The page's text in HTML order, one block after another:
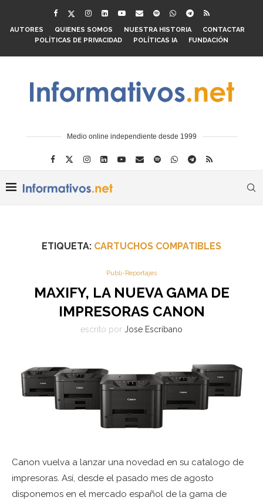
AUTORES QUIENES SOMOS NUESTRA HISTORIA
CONTACTAR
POLÍTICAS DE PRIVACIDAD
POLÍTICAS IA FUNDACIÓN
Medio online independiente desde 1999
ETIQUETA: CARTUCHOS COMPATIBLES
Publi-Reportajes
MAXIFY, LA NUEVA GAMA DE
IMPRESORAS CANON
escrito por Jose Escribano
Canon vuelva a lanzar una novedad en su catalogo de
impresoras. Así, desde el pasado mes de agosto
disponemos en el mercado español de la gama de